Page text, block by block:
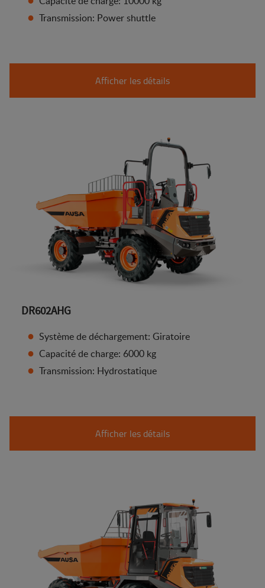
Transmission: Power shuttle
Afficher les détails
DR602AHG
Système de déchargement: Giratoire
Capacité de charge: 6000 kg
Transmission: Hydrostatique
Afficher les détails